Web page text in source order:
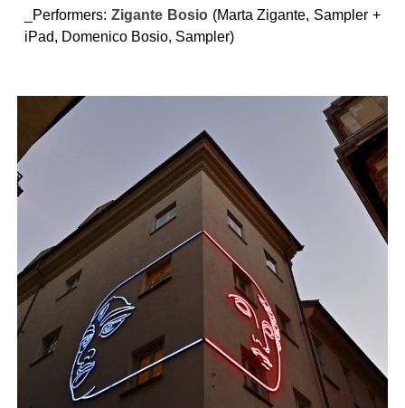
_Performers: Zigante Bosio(Marta Zigante, Sampler +
iPad, Domenico Bosio, Sampler)